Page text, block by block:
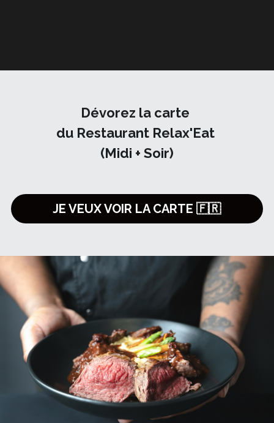
Dévorez la carte
du Restaurant Relax'Eat
(Midi + Soir)
JE VEUX VOIR LA CARTE 🇫🇷